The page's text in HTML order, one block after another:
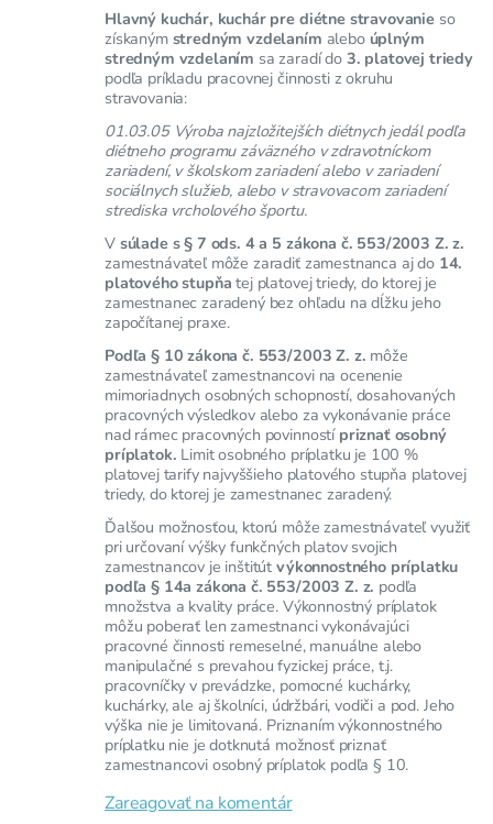
Hlavný kuchár, kuchár pre diétne stravovanie so
získaným stredným vzdelaním alebo úplným
stredným vzdelaním sa zaradí do 3. platovej triedy
podľa príkladu pracovnej činnosti z okruhu
stravovania:
01.03.05 Výroba najzložitejších diétnych jedál podľa
diétneho programu záväzného v zdravotníckom
zariadení, v školskom zariadení alebo v zariadení
sociálnych služieb, alebo v stravovacom zariadení
strediska vrcholového športu.
Vsúlade s § 7 ods. 4 a 5 zákona č. 553/2003 Z. z.
zamestnávateľ môže zaradiť zamestnanca aj do 14.
platového stupňa tej platovej triedy, do ktorej je
zamestnanec zaradený bez ohľadu na dĺžku jeho
započítanej praxe.
Podľa § 10 zákona č. 553/2003 Z. z. môže
zamestnávateľ zamestnancovi na ocenenie
mimoriadnych osobných schopností, dosahovaných
pracovných výsledkov alebo za vykonávanie práce
nad rámec pracovných povinností priznať osobný
príplatok. Limit osobného príplatku je 100 %
platovej tarify najvyššieho platového stupňa platovej
triedy, do ktorej je zamestnanec zaradený.
Ďalšou možnosťou, ktorú môže zamestnávateľ využiť
pri určovaní výšky funkčných platov svojich
zamestnancov je inštitút výkonnostného príplatku
podľa § 14a zákona č. 553/2003 Z. z. podľa
množstva a kvality práce. Výkonnostný príplatok
môžu poberať len zamestnanci vykonávajúci
pracovné činnosti remeselné, manuálne alebo
manipulačné s prevahou fyzickej práce, t.j.
pracovníčky v prevádzke, pomocné kuchárky,
kuchárky, ale aj školníci, údržbári, vodiči a pod. Jeho
výška nie je limitovaná. Priznaním výkonnostného
príplatku nie je dotknutá možnosť priznať
zamestnancovi osobný príplatok podľa § 10.
Zareagovať na komentár